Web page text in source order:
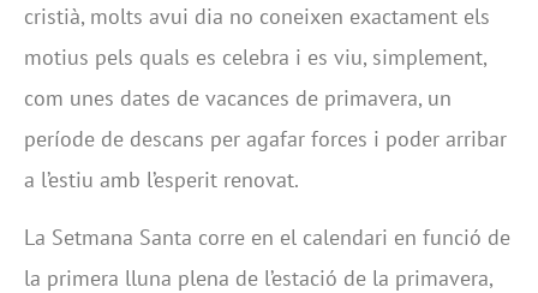
cristià, molts avui dia no coneixen exactament els
motius pels quals es celebra i es viu, simplement,
com unes dates de vacances de primavera, un
període de descans per agafar forces i poder arribar
a l’estiu amb l’esperit renovat.
La Setmana Santa corre en el calendari en funció de
la primera lluna plena de l’estació de la primavera,